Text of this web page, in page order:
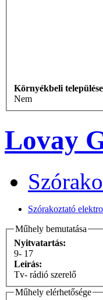
Környékbeli
Nem
Lovay
Szórakoztató
Műhely bemutatása
Nyitvatartás:
9- 17
Leírás:
Tv- rádió szerelő
Műhely elérhetősége